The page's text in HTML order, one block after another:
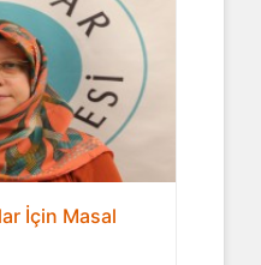
İçin Masal